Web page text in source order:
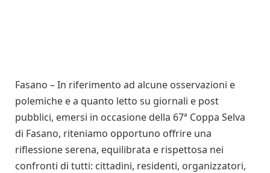
Fasano – In riferimento ad alcune osservazioni e
polemiche e a quanto letto su giornali e post
pubblici, emersi in occasione della 67ª Coppa Selva
di Fasano, riteniamo opportuno offrire una
riflessione serena, equilibrata e rispettosa nei
confronti di tutti: cittadini, residenti, organizzatori,